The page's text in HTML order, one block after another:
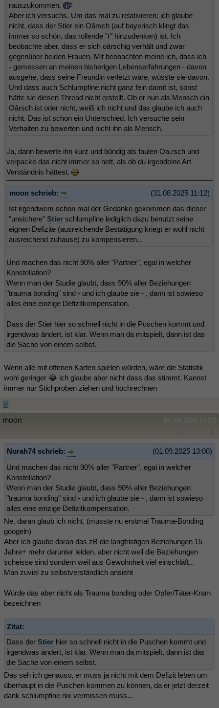
rauszukommen.
Aber ich versuchs. Um das mal zu relativieren: ich glaube
nicht, dass der Stier ein Oârsch (auf bayerisch klingt das
immer so schön, das rollende "r" hinzudenken) ist. Ich
beobachte aber, dass er sich oârschig verhält und zwar
gegenüber beiden Frauen. Mit beobachten meine ich, dass ich
- gemessen an meinen bisherigen Lebenserfahrungen - davon
ausgehe, dass seine Freundin verletzt wäre, wüsste sie davon.
Und dass auch Schlumpfine nicht ganz fein damit ist, sonst
hätte sie diesen Thread nicht erstellt. Ob er nun als Mensch ein
Oârsch ist oder nicht, weiß ich nicht und das glaube ich auch
nicht. Das ist schon ein Unterschied. Ich versuche sein
Verhalten zu bewerten und nicht ihn als Mensch.
Ja, dann bewerte ihn kurz und bündig als faulen Oa.rsch und
verpacke das nicht immer so nett, als ob du irgendeine Art
Verständnis hättest.
(31.08.2025 11:12)
moon schrieb:
Ist irgendwem schon mal der Gedanke gekommen das dieser
"unsichere" Stier schlumpfine lediglich dazu benutzt seine
eignen Defizite (ausreichende Bestätigung kriegt er wohl nicht
ausreichend zuhause) zu kompensieren...
Und machen das nicht 90% aller "Partner", egal in welcher
Konstellation?
Wenn man der Studie glaubt, dass 90% aller Beziehungen
"trauma bonding" sind - und ich glaube sie - , dann ist sowieso
alles eine einzige Defizitkompensation.
Dass der Stier hier so schnell nicht in die Puschen kommt und
irgendwas ändert, ist klar. Wenn man da mitspielt, dann ist das
die Sache von einem selbst.
Wenn alle mit offenen Karten spielen würden, wäre die Statistik
wohl geringer 😂 ich glaube aber nicht dass das stimmt. Kannst
immer nur Stichproben ziehen und hochrechnen
(01.09.2025 16:20)
moon
(01.09.2025 13:00)
Norah74 schrieb:
Und machen das nicht 90% aller "Partner", egal in welcher
Konstellation?
Wenn man der Studie glaubt, dass 90% aller Beziehungen
"trauma bonding" sind - und ich glaube sie - , dann ist sowieso
alles eine einzige Defizitkompensation.
Ne, daran glaub ich nicht. (musste nu erstmal Trauma-Bonding
googeln)
Aber ich glaube daran das zB die langfristigen Beziehungen 15
Jahre+ mehr darunter leiden, aber nicht weil die Beziehungen
scheisse sind sondern weil aus Gewohnheit viel einschläft...
Man zuviel zu selbstverständlich ansieht
Würde das aber nicht als Trauma bonding oder Opfer/Täter-Kram
bezeichnen
Zitat:
Dass der Stier hier so schnell nicht in die Puschen kommt und
irgendwas ändert, ist klar. Wenn man da mitspielt, dann ist das
die Sache von einem selbst.
Das seh ich genauso, er muss ja nicht mit dem Defizit leben um
überhaupt in die Puschen kommen zu können, da er jetzt derzeit
dank schlumpfine nix vermissen muss...